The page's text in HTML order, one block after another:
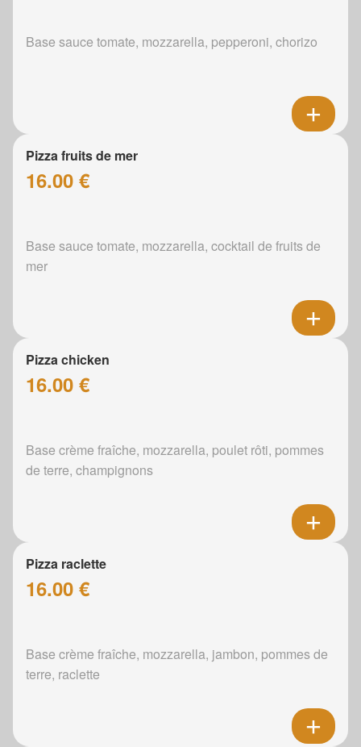
Base sauce tomate, mozzarella, pepperoni, chorizo
Pizza fruits de mer
16.00 €
Base sauce tomate, mozzarella, cocktail de fruits de
mer
Pizza chicken
16.00 €
Base crème fraîche, mozzarella, poulet rôti, pommes
de terre, champignons
Pizza raclette
16.00 €
Base crème fraîche, mozzarella, jambon, pommes de
terre, raclette